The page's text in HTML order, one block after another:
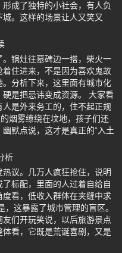
成了独特的小社会，有人负
。这样的场景让人又笑又
锅灶往墓碑边一搭，柴火一
住进来，不是因为喜欢鬼故
分析下来，这里面有城市化
是把忌讳变成资源。 大家看
是外来务工的，住不起正规
烟雾缭绕在坟地，孩子们还
默点说，这才是真正的“入土
析
议。几万人疯狂抢住，说明
标配，里面的人过着自给自
看，低收入群体在夹缝中求
这暴露了城市管理的盲区。
们开玩笑说，以后旅游景点
看，它既是荒诞喜剧，又是